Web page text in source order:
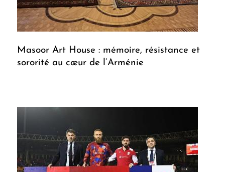
Masoor Art House : mémoire, résistance et
sororité au cœur de l’Arménie